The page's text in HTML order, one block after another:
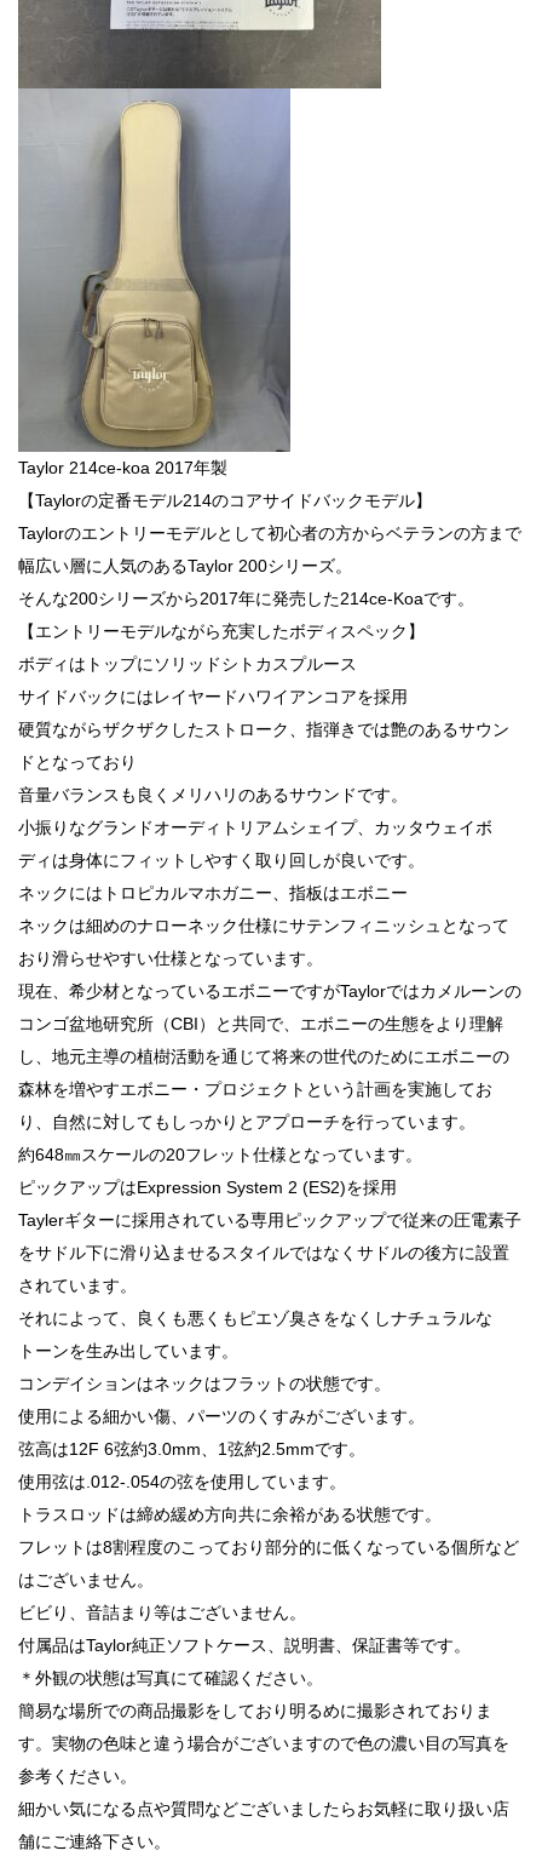
Taylor 214ce-koa 2017年製
【Taylorの定番モデル214のコアサイドバックモデル】
Taylorのエントリーモデルとして初心者の方からベテランの方まで
幅広い層に人気のあるTaylor 200シリーズ。
そんな200シリーズから2017年に発売した214ce-Koaです。
【エントリーモデルながら充実したボディスペック】
ボディはトップにソリッドシトカスプルース
サイドバックにはレイヤードハワイアンコアを採用
硬質ながらザクザクしたストローク、指弾きでは艶のあるサウン
ドとなっており
音量バランスも良くメリハリのあるサウンドです。
小振りなグランドオーディトリアムシェイプ、カッタウェイボ
ディは身体にフィットしやすく取り回しが良いです。
ネックにはトロピカルマホガニー、指板はエボニー
ネックは細めのナローネック仕様にサテンフィニッシュとなって
おり滑らせやすい仕様となっています。
現在、希少材となっているエボニーですがTaylorではカメルーンの
コンゴ盆地研究所（CBI）と共同で、エボニーの生態をより理解
し、地元主導の植樹活動を通じて将来の世代のためにエボニーの
森林を増やすエボニー・プロジェクトという計画を実施してお
り、自然に対してもしっかりとアプローチを行っています。
約648㎜スケールの20フレット仕様となっています。
ピックアップはExpression System 2 (ES2)を採用
Taylerギターに採用されている専用ピックアップで従来の圧電素子
をサドル下に滑り込ませるスタイルではなくサドルの後方に設置
されています。
それによって、良くも悪くもピエゾ臭さをなくしナチュラルな
トーンを生み出しています。
コンデイションはネックはフラットの状態です。
使用による細かい傷、パーツのくすみがございます。
弦高は12F 6弦約3.0mm、1弦約2.5mmです。
使用弦は.012-.054の弦を使用しています。
トラスロッドは締め緩め方向共に余裕がある状態です。
フレットは8割程度のこっており部分的に低くなっている個所など
はございません。
ビビり、音詰まり等はございません。
付属品はTaylor純正ソフトケース、説明書、保証書等です。
＊外観の状態は写真にて確認ください。
簡易な場所での商品撮影をしており明るめに撮影されておりま
す。実物の色味と違う場合がございますので色の濃い目の写真を
参考ください。
細かい気になる点や質問などございましたらお気軽に取り扱い店
舗にご連絡下さい。